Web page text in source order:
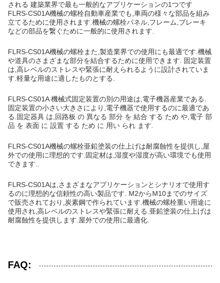
される 建築業界で最も一般的なアプリケーションの1つです
FLRS-CS01A機械の螺栓自動車産業でも,車両の様々な部品を組み
立てるために使用されます. 機械の螺栓パネル,フレーム,ブレーキ
などの部品を繋ぐために一般的に使用されます.
FLRS-CS01A機械の螺栓また,製造業界での使用にも最適です.機械
や道具のさまざまな部分を結合するために使用できます. 固定装置
は,高レベルのストレスや緊張に耐えられるように設計されていま
す.軽量な用途に適したものとする.
FLRS-CS01A 機械式固定装置の別の用途は,電子機器産業である.
固定装置の小さい大きさにより,電子機器で使用するのに最適であ
る.固定器具 は,回路板 の 異なる 部分 を 結合 する ため や,電子 部
品 を 表面 に 設置 する ため に 用い られ ます.
FLRS-CS01A機械の螺栓亜鉛塗装の仕上げは耐腐蝕性を提供し,屋
外での使用に理想的です.固定材は,湿度や湿度が高い環境でも使用
できます..
FLRS-CS01Aは,さまざまなアプリケーションとシナリオで使用す
るのに理想的な信頼性の高い製品です. M2からM10までのサイズ
で販売されており,炭素鋼で作られています. 機械の螺栓重い用途に
使用され,高レベルのストレスや緊張に耐える.亜鉛塗装の仕上げは
耐腐蝕性を提供します.屋外での使用に最適化.
FAQ: